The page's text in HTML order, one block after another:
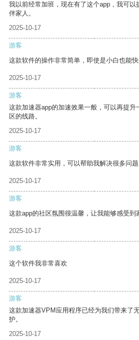
我以前经常加班，现在有了这个app，我可
伴家人。
2025-10-17
游客
这款软件的操作非常简单，即使是小白也能快
2025-10-17
游客
这款加速器app的加速效果一般，可以再提
区的线路。
2025-10-17
游客
这款软件非常实用，可以帮助我解决很多问题
2025-10-17
游客
这款app的社区氛围很温馨，让我能够感受到
2025-10-17
游客
这个软件我非常喜欢
2025-10-17
游客
这款加速器VPM应用程序已经为我们带来了
护。
2025-10-17